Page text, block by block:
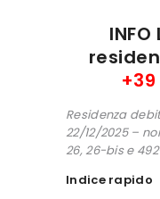
+39
Residenza
22/12/2025 –
26, 26-bis e
Indice rapido